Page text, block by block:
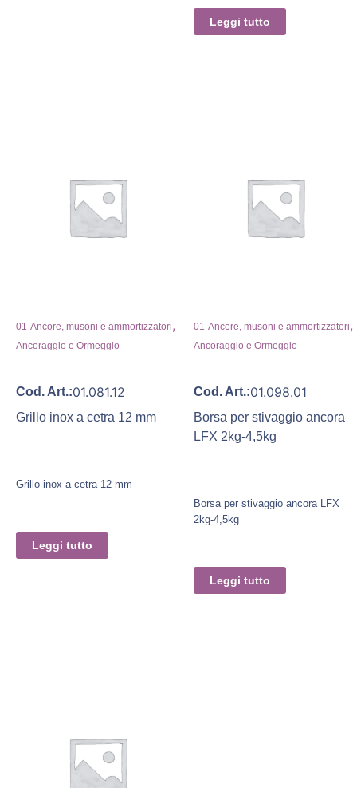
Leggi tutto
01-Ancore, musoni e ammortizzatori,
Ancoraggio e Ormeggio
Cod. Art.:01.081.12
Grillo inox a cetra 12 mm
Grillo inox a cetra 12 mm
Leggi tutto
01-Ancore, musoni e ammortizzatori,
Ancoraggio e Ormeggio
Cod. Art.:01.098.01
Borsa per stivaggio ancora
LFX 2kg-4,5kg
Borsa per stivaggio ancora LFX
2kg-4,5kg
Leggi tutto